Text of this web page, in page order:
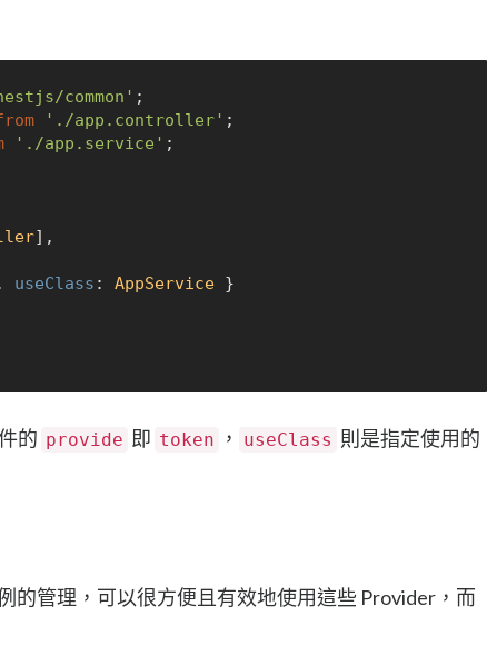
common'
'./app.controller'
'./app.service' ;
],
useClass : AppService }
的 provide 即 token ， useClass 則是指定使用的
的管理，可以很方便且有效地使用這些 Provider，而